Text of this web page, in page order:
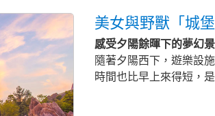
美女與野獸「城堡
感受夕陽餘暉下的夢幻
隨著夕陽西下，遊樂設
時間也比早上來得短，